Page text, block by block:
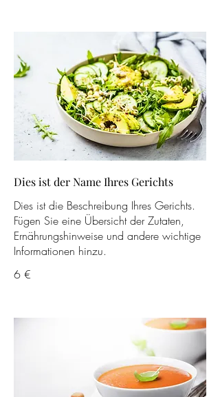
Dies ist der Name Ihres Gerichts
Dies ist die Beschreibung Ihres Gerichts.
Fügen Sie eine Übersicht der Zutaten,
Ernährungshinweise und andere wichtige
Informationen hinzu.
6 €